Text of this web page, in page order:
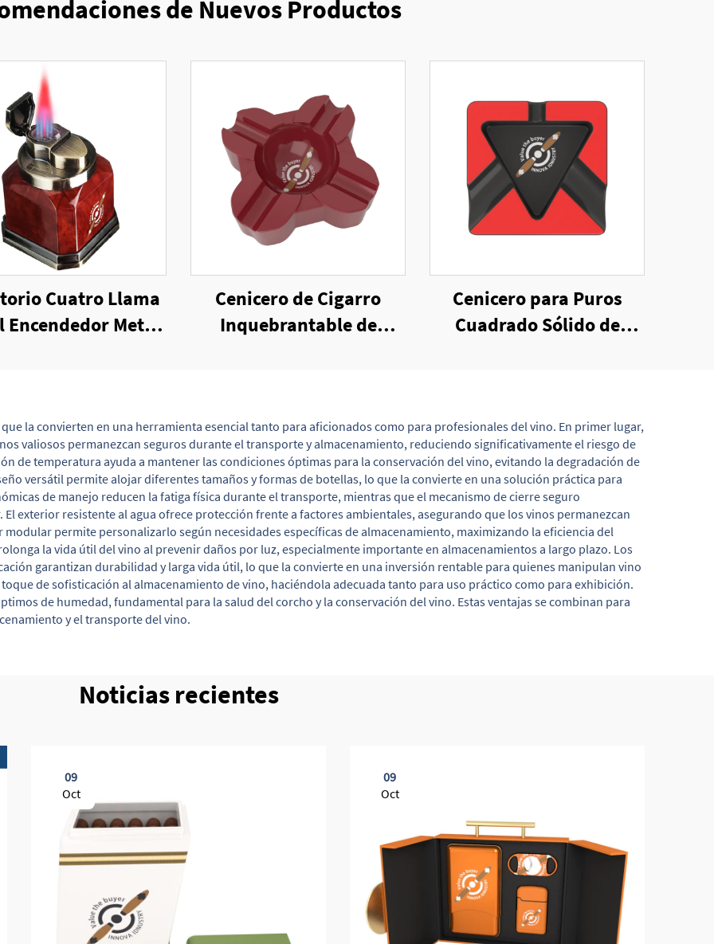
de Nuevos Productos
Cuatro Llama
Encendedor Metal
Cenicero de Cigarro
Inquebrantable de
Cenicero para Puros
Cuadrado Sólido de
la convierten en una herramienta esencial tanto para aficionados como para profesionales del vino. En primer lugar,
valiosos permanezcan seguros durante el transporte y almacenamiento, reduciendo significativamente el riesgo de
de temperatura ayuda a mantener las condiciones óptimas para la conservación del vino, evitando la degradación de
versátil permite alojar diferentes tamaños y formas de botellas, lo que la convierte en una solución práctica para
de manejo reducen la fatiga física durante el transporte, mientras que el mecanismo de cierre seguro
exterior resistente al agua ofrece protección frente a factores ambientales, asegurando que los vinos permanezcan
permite personalizarlo según necesidades específicas de almacenamiento, maximizando la eficiencia del
la vida útil del vino al prevenir daños por luz, especialmente importante en almacenamientos a largo plazo. Los
garantizan durabilidad y larga vida útil, lo que la convierte en una inversión rentable para quienes manipulan vino
de sofisticación al almacenamiento de vino, haciéndola adecuada tanto para uso práctico como para exhibición.
de humedad, fundamental para la salud del corcho y la conservación del vino. Estas ventajas se combinan para
y el transporte del vino.
Noticias recientes
09
Oct
09
Oct